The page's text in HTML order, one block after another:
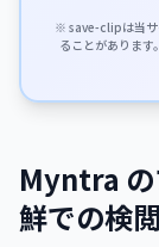
※ save-clipは当サ
ることがありま
Myntra の
鮮での検